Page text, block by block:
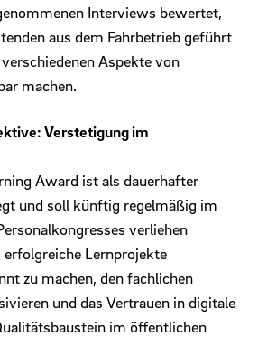
Interviews bewertet,
aus dem Fahrbetrieb geführt
Aspekte von
machen.
Verstetigung im
Award ist als dauerhafter
und soll künftig regelmäßig im
verliehen
erfolgreiche Lernprojekte
zu machen, den fachlichen
und das Vertrauen in digitale
im öffentlichen